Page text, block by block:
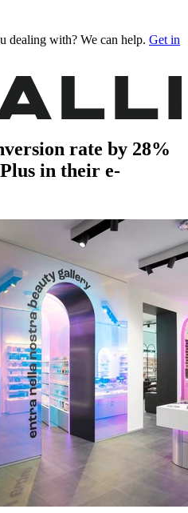
dealing with? We can help. Get in
rate by 28%
in their e-